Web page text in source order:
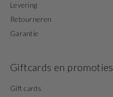
Levering
Retourneren
Garantie
Giftcards en promoties
Gift cards